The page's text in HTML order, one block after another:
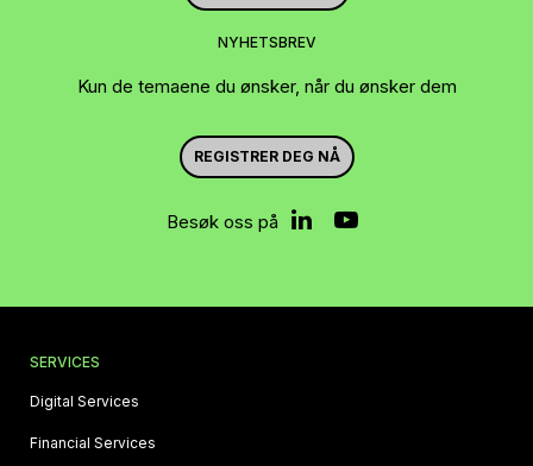
NYHETSBREV
Kun de temaene du ønsker, når du ønsker dem
REGISTRER DEG NÅ
Besøk oss på
SERVICES
Digital Services
Financial Services